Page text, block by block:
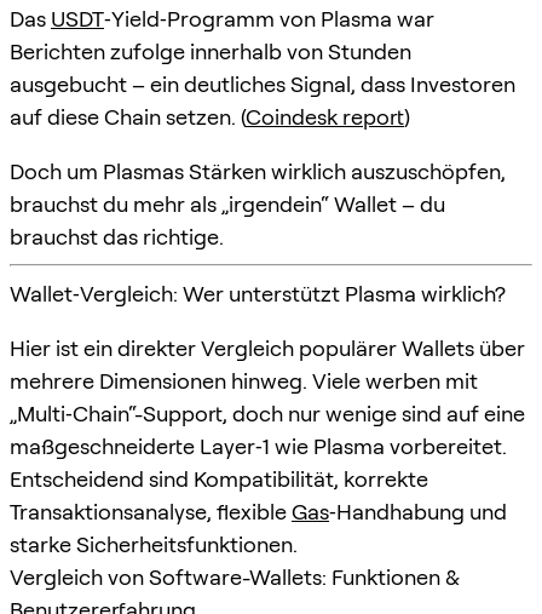
Das USDT‑Yield‑Programm von Plasma war
Berichten zufolge innerhalb von Stunden
ausgebucht – ein deutliches Signal, dass Investoren
auf diese Chain setzen. (Coindesk report)
Doch um Plasmas Stärken wirklich auszuschöpfen,
brauchst du mehr als „irgendein“ Wallet – du
brauchst das richtige.
Wallet‑Vergleich: Wer unterstützt Plasma wirklich?
Hier ist ein direkter Vergleich populärer Wallets über
mehrere Dimensionen hinweg. Viele werben mit
„Multi‑Chain“-Support, doch nur wenige sind auf eine
maßgeschneiderte Layer‑1 wie Plasma vorbereitet.
Entscheidend sind Kompatibilität, korrekte
Transaktionsanalyse, flexibleGas‑Handhabung und
starke Sicherheitsfunktionen.
Vergleich von Software-Wallets: Funktionen &